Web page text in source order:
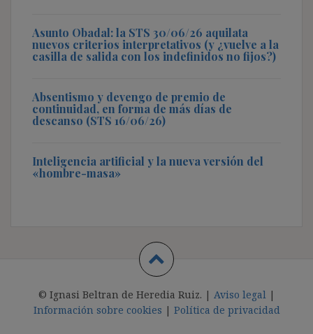
Asunto Obadal: la STS 30/06/26 aquilata
nuevos criterios interpretativos (y ¿vuelve a la
casilla de salida con los indefinidos no fijos?)
Absentismo y devengo de premio de
continuidad, en forma de más días de
descanso (STS 16/06/26)
Inteligencia artificial y la nueva versión del
«hombre-masa»
© Ignasi Beltran de Heredia Ruiz. | Aviso legal |
Información sobre cookies | Política de privacidad